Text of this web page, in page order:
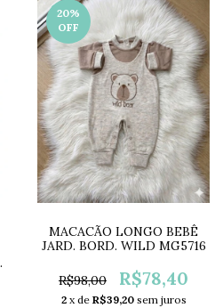
20%
OFF
MACACÃO LONGO BEBÊ
JARD. BORD. WILD MG5716
R$98,00 R$78,40
2 x de R$39,20 sem juros